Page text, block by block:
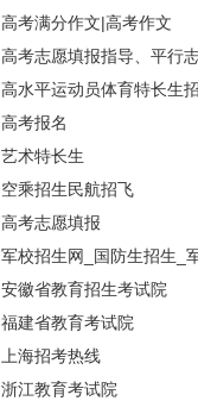
高考满分作文|高考作文
高考志愿填报指导、平行
高水平运动员体育特长生
高考报名
艺术特长生
空乘招生民航招飞
高考志愿填报
军校招生网_国防生招生_
安徽省教育招生考试院
福建省教育考试院
上海招考热线
浙江教育考试院